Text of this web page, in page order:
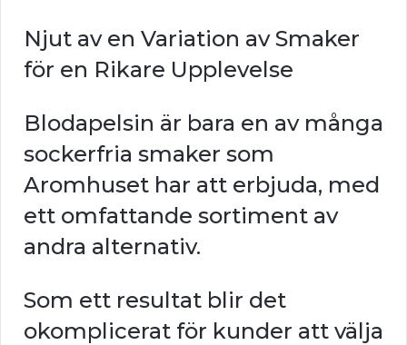
Njut av en Variation av Smaker
för en Rikare Upplevelse
Blodapelsin är bara en av många
sockerfria smaker som
Aromhuset har att erbjuda, med
ett omfattande sortiment av
andra alternativ.
Som ett resultat blir det
okomplicerat för kunder att välja